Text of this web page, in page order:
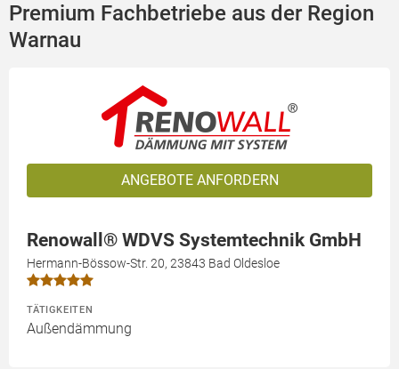
Premium Fachbetriebe aus der Region
Warnau
ANGEBOTE ANFORDERN
Renowall® WDVS Systemtechnik GmbH
Hermann-Bössow-Str. 20, 23843 Bad Oldesloe
TÄTIGKEITEN
Außendämmung